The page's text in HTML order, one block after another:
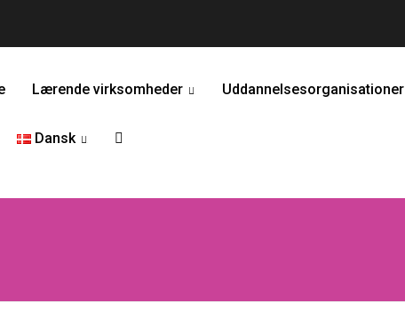
Lærende virksomheder Uddannelsesorganisationer
Dansk